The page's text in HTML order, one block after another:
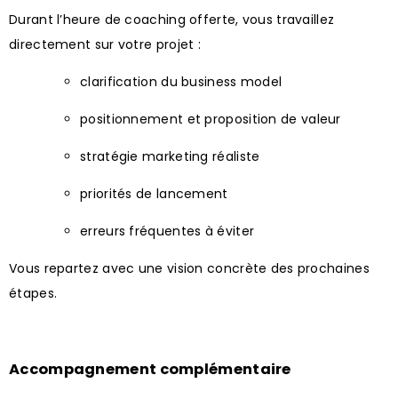
Durant l’heure de coaching offerte, vous travaillez
directement sur votre projet :
clarification du business model
positionnement et proposition de valeur
stratégie marketing réaliste
priorités de lancement
erreurs fréquentes à éviter
Vous repartez avec une vision concrète des prochaines
étapes.
Accompagnement complémentaire